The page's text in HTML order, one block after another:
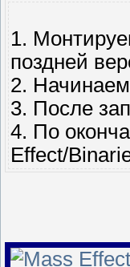
1.
поздней
2. Начинаем
3. После
4. По
Effect/